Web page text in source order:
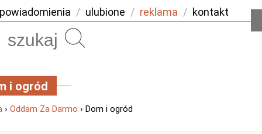
powiadomienia / ulubione / reklama / kontakt
i ogród
› Oddam Za Darmo › Dom i ogród